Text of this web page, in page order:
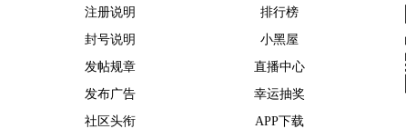
注册说明
封号说明
发帖规章
发布广告
社区头衔
排行榜
小黑屋
直播中心
幸运抽奖
APP下载